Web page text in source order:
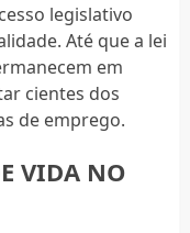
legislativo
Até que a lei
em
cientes dos
de emprego.
VIDA NO